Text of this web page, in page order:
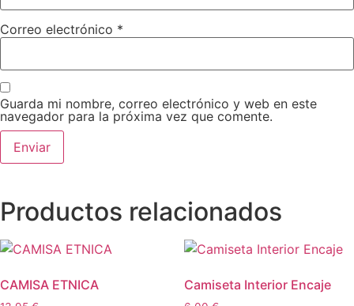
Correo electrónico *
Guarda mi nombre, correo electrónico y web en este
navegador para la próxima vez que comente.
Productos relacionados
CAMISA ETNICA Camiseta Interior Encaje